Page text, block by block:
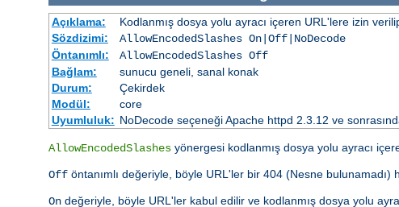
Açıklama:
Kodlanmış dosya yolu ayracı içeren URL'lere izin
Sözdizimi:
AllowEncodedSlashes On|Off|NoDecode
Öntanımlı:
AllowEncodedSlashes Off
Bağlam:
sunucu geneli, sanal konak
Durum:
Çekirdek
Modül:
core
Uyumluluk: NoDecode seçeneği Apache httpd 2.3.12 ve
AllowEncodedSlashes yönergesi kodlanmış dosya yolu ayracı
Off öntanımlı değeriyle, böyle URL'ler bir 404 (Nesne bulunamadı)
On değeriyle, böyle URL'ler kabul edilir ve kodlanmış dosya yolu